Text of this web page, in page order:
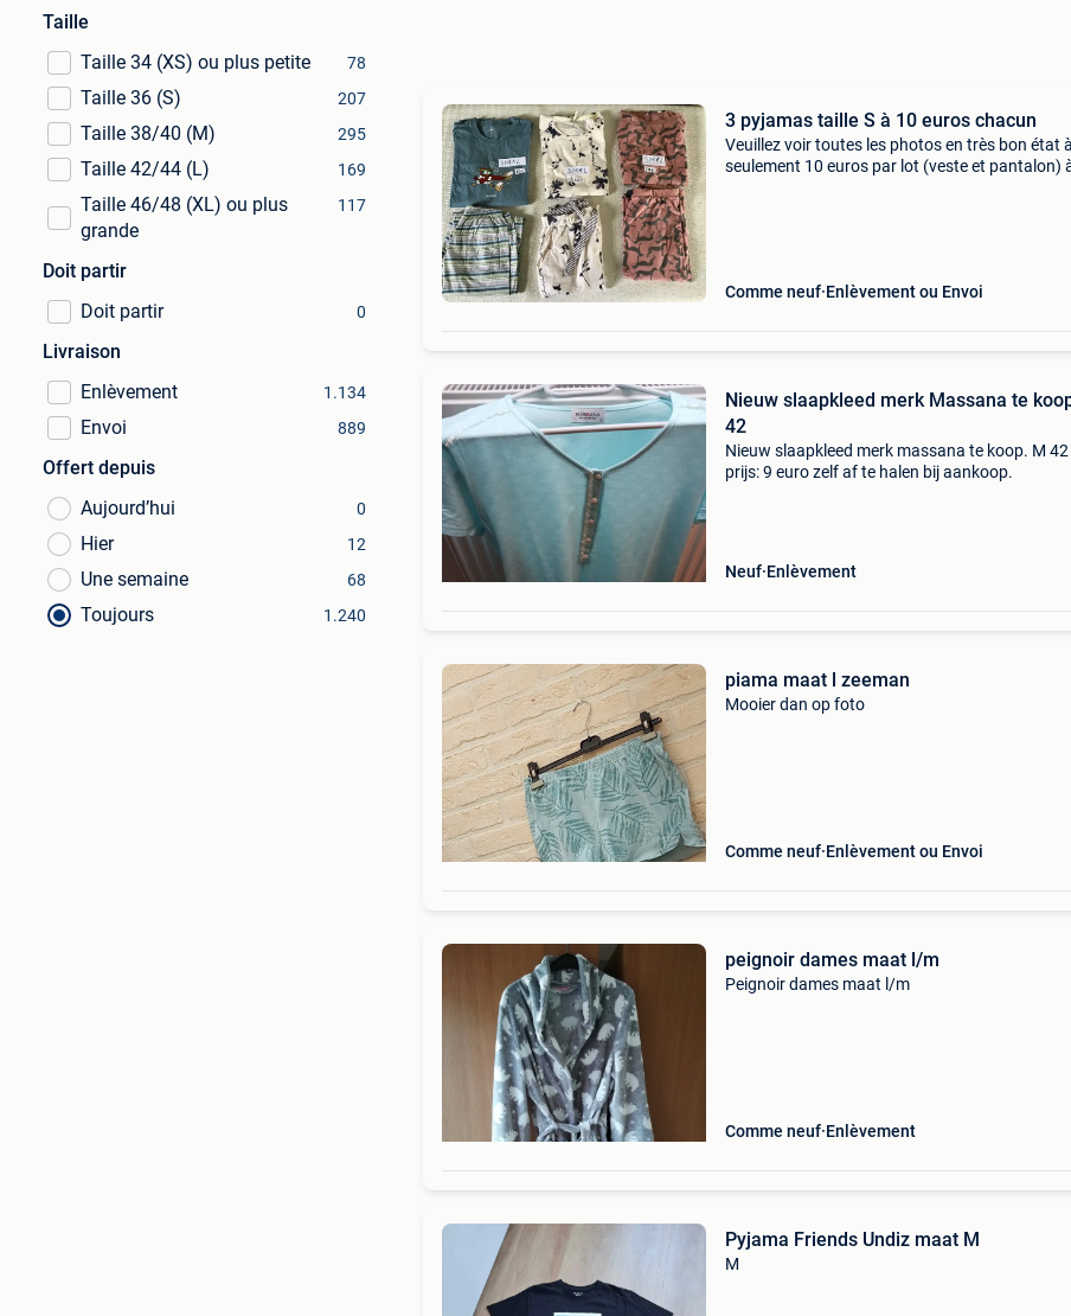
Taille
Taille 34 (XS) ou plus petite
78
Taille 36 (S) 207
Taille 38/40 (M) 295
Taille 42/44 (L) 169
Taille 46/48 (XL) ou plus
grande
117
Doit partir
Doit partir
0
Livraison
Enlèvement
1.134
Envoi 889
Offert depuis
Aujourd’hui
0
Hier 12
Une semaine 68
Toujours 1.240
3 pyjamas taille S à 10 euros chacun
Veuillez voir toutes les photos en très bon état à
seulement 10 euros par lot (veste et pantalon)
Comme neuf Enlèvement ou Envoi
Nieuw slaapkleed merk Massana te
42
Nieuw slaapkleed merk massana te koop. M 42
prijs: 9 euro zelf af te halen bij aankoop.
Neuf Enlèvement
piama maat l zeeman
Mooier dan op foto
Comme neuf Enlèvement ou Envoi
peignoir dames maat l/m
Peignoir dames maat l/m
Comme neuf Enlèvement
Pyjama Friends Undiz maat M
M